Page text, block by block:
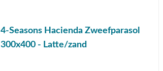
4-Seasons Hacienda Zweefparasol
300x400 - Latte/zand